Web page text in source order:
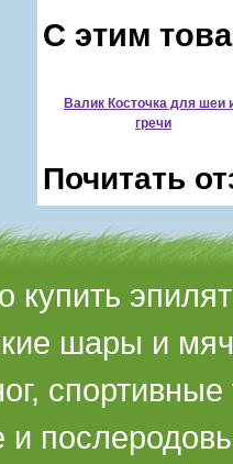
С этим
Валик Косточка для шеи
гречи
Почитать
купить
шары и